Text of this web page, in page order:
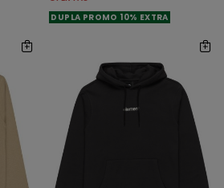
DUPLA PROMO 10% EXTRA